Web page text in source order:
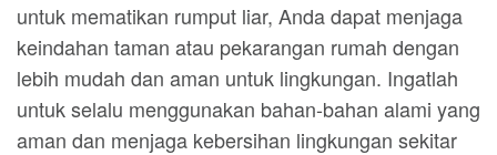
untuk mematikan rumput liar, Anda dapat menjaga
keindahan taman atau pekarangan rumah dengan
lebih mudah dan aman untuk lingkungan. Ingatlah
untuk selalu menggunakan bahan-bahan alami yang
aman dan menjaga kebersihan lingkungan sekitar